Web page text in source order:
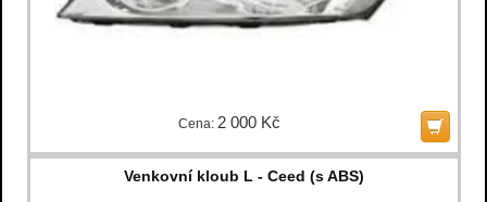
Cena: 2 000 Kč
Venkovní kloub L - Ceed (s ABS)